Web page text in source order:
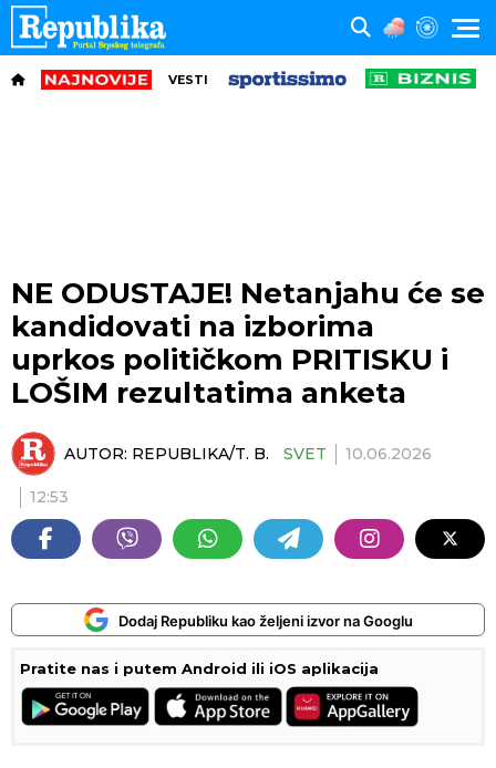
VESTI
NE ODUSTAJE! Netanjahu će se
kandidovati na izborima
uprkos političkom PRITISKU i
LOŠIM rezultatima anketa
AUTOR: REPUBLIKA/T. B. SVET 10.06.2026
12:53
Dodaj Republiku kao željeni izvor na Googlu
Pratite nas i putem Android ili iOS aplikacija